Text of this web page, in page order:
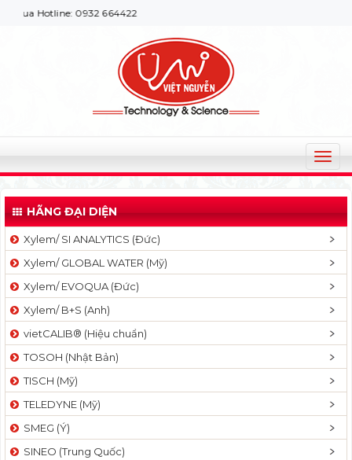
0932 664422
T
o
g
l
v
a
t
n
HÃNG ĐẠI DIỆN
Xylem/ SI ANALYTICS (Đức)
Xylem/ GLOBAL WATER (Mỹ)
Xylem/ EVOQUA (Đức)
Xylem/ B+S (Anh)
vietCALIB® (Hiệu chuẩn)
TOSOH (Nhật Bản)
TISCH (Mỹ)
TELEDYNE (Mỹ)
SMEG (Ý)
SINEO (Trung Quốc)